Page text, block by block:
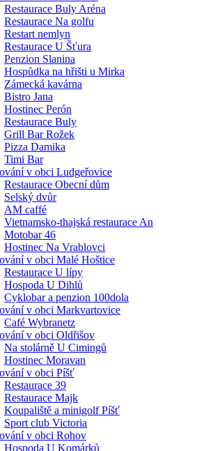
Restaurace Buly Aréna
Restaurace Na golfu
Restart nemlyn
Restaurace U Šťura
Penzion Slanina
Hospůdka na hřišti u Mirka
Zámecká kavárna
Bistro Jana
Hostinec Perón
Restaurace Buly
Grill Bar Rožek
Pizza Damika
Timi Bar
v obci Ludgeřovice
Restaurace Obecní dům
Selský dvůr
AM caffé
Vietnamsko-thajská restaurace An
Motobar 46
Hostinec Na Vrablovci
v obci Malé Hoštice
Restaurace U lípy
Hospoda U Dihlů
Cyklobar a penzion 100dola
v obci Markvartovice
Café Wybranetz
v obci Oldřišov
Na stolárně U Cimingů
Hostinec Moravan
v obci Píšť
Restaurace 39
Restaurace Majk
Koupaliště a minigolf Píšť
Sport club Victoria
v obci Rohov
Hospoda U Komárků